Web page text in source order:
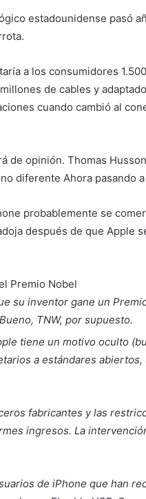
estadounidense pasó
a los consumidores 1.500
de cables y
cuando cambió al
de opinión. Thomas
diferente Ahora pasando
probablemente se
después de que Apple
su inventor gane un
TNW, por supuesto.
tiene un motivo oculto
a estándares abiertos,
fabricantes y las
ingresos. La
de iPhone que han